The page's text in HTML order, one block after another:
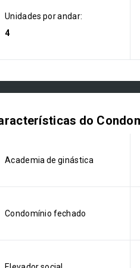
Unidades por andar:
4
do
Academia de ginástica
Condomínio fechado